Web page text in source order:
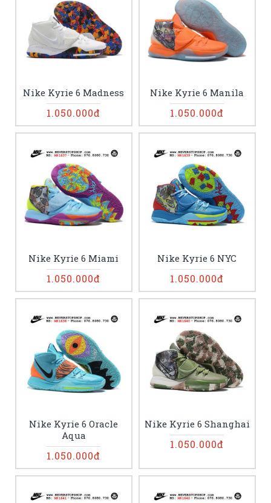
Nike Kyrie 6 Madness
1.050.000đ
Nike Kyrie 6 Manila
1.050.000đ
Nike Kyrie 6 Miami
1.050.000đ
Nike Kyrie 6 NYC
1.050.000đ
Nike Kyrie 6 Oracle
Aqua
1.050.000đ
Nike Kyrie 6 Shanghai
1.050.000đ